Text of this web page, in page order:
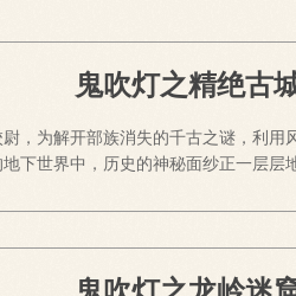
鬼吹灯之精绝古
，为解开部族消失的千古之谜，利
下世界中，历史的神秘面纱正一层